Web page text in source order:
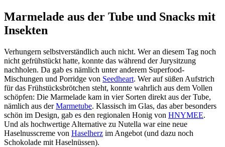
Marmelade aus der Tube und Snacks mit
Insekten
Verhungern selbstverständlich auch nicht. Wer an diesem Tag noch
nicht gefrühstückt hatte, konnte das während der Jurysitzung
nachholen. Da gab es nämlich unter anderem Superfood-
Mischungen und Porridge von Seedheart. Wer auf süßen Aufstrich
für das Frühstücksbrötchen steht, konnte wahrlich aus dem Vollen
schöpfen: Die Marmelade kam in vier Sorten direkt aus der Tube,
nämlich aus derMarmetube. Klassisch im Glas, das aber besonders
schön im Design, gab es den regionalen Honig von HNYMEE.
Und als hochwertige Alternative zu Nutella war eine neue
Haselnusscreme von Haselherz im Angebot (und dazu noch
Schokolade mit Haselnüssen).